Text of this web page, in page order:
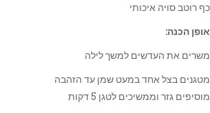
כף רוטב סויה איכותי
אופן הכנה:
משרים את העדשים למשך לילה
מטגנים בצל אחד במעט שמן עד הזהבה
מוסיפים גזר וממשיכים לטגן 5 דקות